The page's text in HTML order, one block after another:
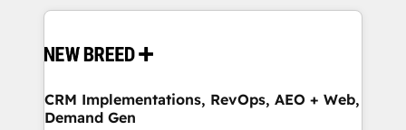
ISO9001:2015 取得 ✓ 400社以上の導入実績 ✓
HubSpot大百科 出版 CRM・AI活用に関するご相談、現
せください。
making this the official home for all three brands. 🔄
and system integrations powered by Globalia’s
trainers to drive platform adoption. 📈 Revenue
Generation - Full-funnel marketing and high-
CRM Implementations, RevOps, AEO + Web,
Demand Gen